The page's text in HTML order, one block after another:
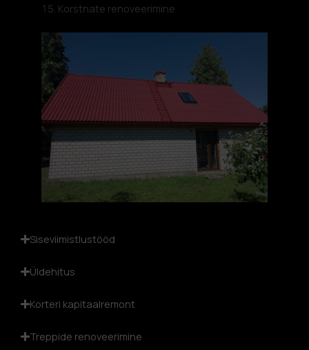
Korstnate renoveerimine
Siseviimistlustööd
Üldehitus
Korteri kapitaalremont
Treppide renoveerimine